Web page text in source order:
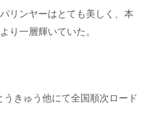
リンヤーはとても美しく、本
り一層輝いていた。
きゅう他にて全国順次ロード